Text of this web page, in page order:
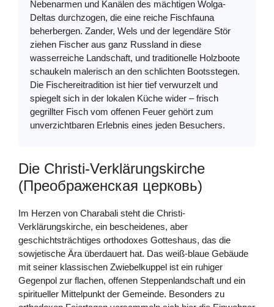
Nebenarmen und Kanälen des mächtigen Wolga-
Deltas durchzogen, die eine reiche Fischfauna
beherbergen. Zander, Wels und der legendäre Stör
ziehen Fischer aus ganz Russland in diese
wasserreiche Landschaft, und traditionelle Holzboote
schaukeln malerisch an den schlichten Bootsstegen.
Die Fischereitradition ist hier tief verwurzelt und
spiegelt sich in der lokalen Küche wider – frisch
gegrillter Fisch vom offenen Feuer gehört zum
unverzichtbaren Erlebnis eines jeden Besuchers.
Die Christi-Verklärungskirche
(Преображенская церковь)
Im Herzen von Charabali steht die Christi-
Verklärungskirche, ein bescheidenes, aber
geschichtsträchtiges orthodoxes Gotteshaus, das die
sowjetische Ära überdauert hat. Das weiß-blaue Gebäude
mit seiner klassischen Zwiebelkuppel ist ein ruhiger
Gegenpol zur flachen, offenen Steppenlandschaft und ein
spiritueller Mittelpunkt der Gemeinde. Besonders zu